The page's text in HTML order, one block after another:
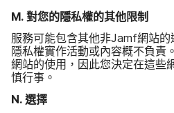
M. 對您​的​隱私權​的​其他​限制
服務​可能​包含​其他​非Jamf網站​的​
隱私權​實作​活動​或​內容概​不​負責
網站​的​使用，​因此​您​決定​在​這些​
慎​行事。
N. 選擇